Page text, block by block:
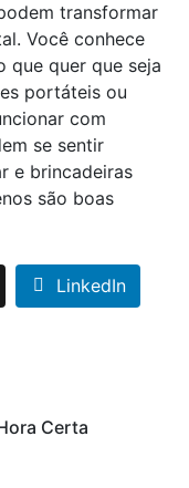
transformar
Você conhece
que quer que seja
portáteis ou
com
se sentir
e brincadeiras
são boas
LinkedIn
Certa